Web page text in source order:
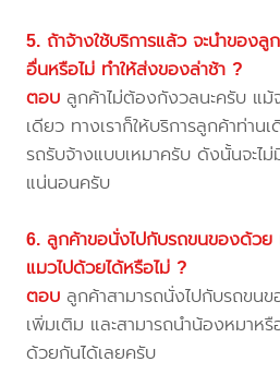
5. ถ้าจ้างใช้บริการแล้ว จะนำของลู
อื่นหรือไม่ ทำให้ส่งของล่าช้า ?
ตอบ ลูกค้าไม่ต้องกังวลนะครับ แม้
เดียว ทางเราก็ให้บริการลูกค้าท่าน
รถรับจ้างแบบเหมาครับ ดังนั้นจะ
แน่นอนครับ
6. ลูกค้าขอนั่งไปกับรถขนของด้ว
แมวไปด้วยได้หรือไม่ ?
ตอบ ลูกค้าสามารถนั่งไปกับรถขนข
เพิ่มเติม และสามารถนำน้องหมาห
ด้วยกันได้เลยครับ